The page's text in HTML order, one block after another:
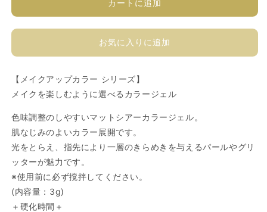
ラ
ー
ェ
P460GP
の
数
量
を
減
ら
す
ラ
ー
ェ
P460GP
の
数
量
を
や
す
カートに追加
お気に入りに追加
【メイクアップカラー シリーズ】
メイクを楽しむように選べるカラージェル
色味調整のしやすいマットシアーカラージェル。
肌なじみのよいカラー展開です。
光をとらえ、指先により一層のきらめきを与えるパールやグリ
ッターが魅力です。
※使用前に必ず撹拌してください。
(内容量：3g)
＋硬化時間＋